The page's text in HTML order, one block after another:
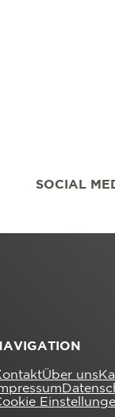
SOCIAL
Über uns